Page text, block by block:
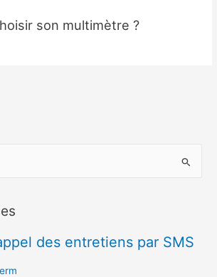
son multimètre ?
des entretiens par SMS